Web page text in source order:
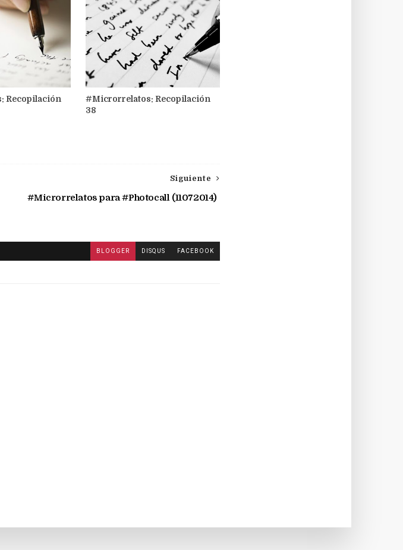
Recopilación
#Microrrelatos: Recopilación
38
Siguiente
#Microrrelatos para #Photocall (11072014)
BLOGGER DISQUS FACEBOOK